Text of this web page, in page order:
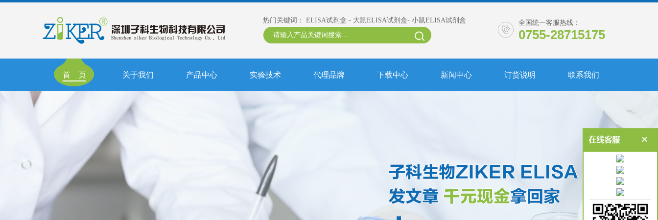
热门关键词： ELISA试剂盒 - 大鼠ELISA试剂盒- 小鼠ELISA试剂盒 全国统一客服热线：
0755-28715175
首 页 关于我们 产品中心 实验技术 代理品牌 下载中心 新闻中心 订货说明 联系我们